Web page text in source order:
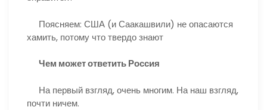
Поясняем: США (и Саакашвили) не опасаются
хамить, потому что твердо знают
Чем может ответить Россия
На первый взгляд, очень многим. На наш взгляд,
почти ничем.